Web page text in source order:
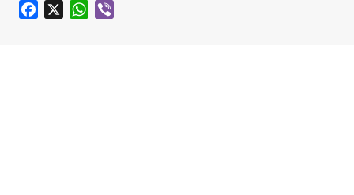
Facebook
WhatsApp